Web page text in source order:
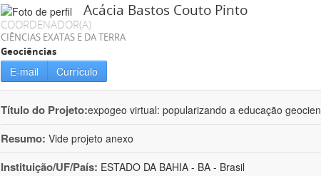
Acácia Bastos Couto Pinto
COORDENADOR(A)
CIÊNCIAS EXATAS E DA TERRA
Geociências
E-mail Currículo
Título do Projeto:expogeo virtual: popularizando a educação
Resumo: Vide projeto anexo
Instituição/UF/País: ESTADO DA BAHIA - BA - Brasil